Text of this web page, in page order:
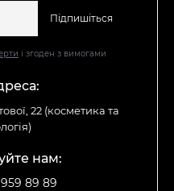
Підпишіться
і згоден з вимогами
22 (косметика та
нам:
89 89